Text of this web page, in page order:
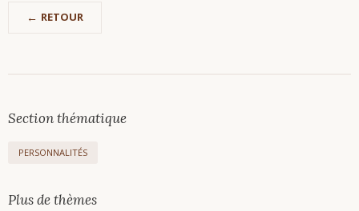
RETOUR
Section thématique
PERSONNALITÉS
Plus de thèmes